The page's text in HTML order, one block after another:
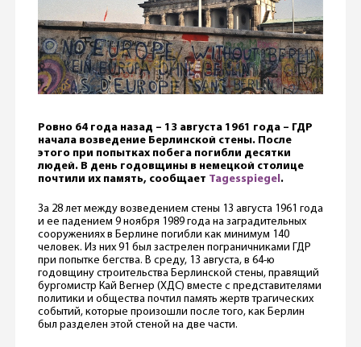
Ровно 64 года назад – 13 августа 1961 года – ГДР
начала возведение Берлинской стены. После
этого при попытках побега погибли десятки
людей. В день годовщины в немецкой столице
почтили их память, сообщает Tagesspiegel .
За 28 лет между возведением стены 13 августа 1961 года
и ее падением 9 ноября 1989 года на заградительных
сооружениях в Берлине погибли как минимум 140
человек. Из них 91 был застрелен пограничниками ГДР
при попытке бегства. В среду, 13 августа, в 64-ю
годовщину строительства Берлинской стены, правящий
бургомистр Кай Вегнер (ХДС) вместе с представителями
политики и общества почтил память жертв трагических
событий, которые произошли после того, как Берлин
был разделен этой стеной на две части.